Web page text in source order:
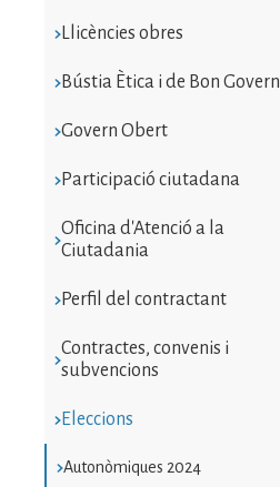
Llicències obres
Bústia Ètica i de Bon Govern
Govern Obert
Participació ciutadana
Oficina d'Atenció a la
Ciutadania
Perfil del contractant
Contractes, convenis i
subvencions
Eleccions
Autonòmiques 2024